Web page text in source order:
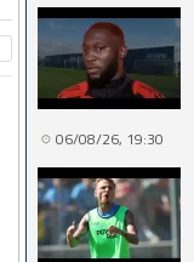
06/08/26, 19:30